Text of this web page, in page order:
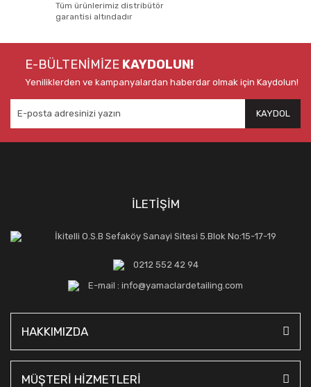
Tüm ürünlerimiz distribütör
garantisi altındadır
E-BÜLTENİMİZE KAYDOLUN!
Yeniliklerden ve kampanyalardan haberdar olmak için Kaydolun!
KAYDOL
İLETİŞİM
İkitelli O.S.B Sefaköy Sanayi Sitesi 5.Blok No:15-17-19
0212 552 42 94
E-mail : info@yamaclardetailing.com
HAKKIMIZDA
MÜŞTERİ HİZMETLERİ